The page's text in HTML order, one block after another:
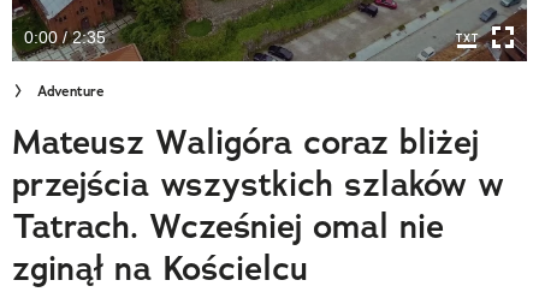
Cuda Polski
Wielki Konkurs Fotograficzny
Trendbook Podróżniczy
Polecane
0:00 / 2:35
Adventure
Mateusz Waligóra coraz bliżej
przejścia wszystkich szlaków w
Tatrach. Wcześniej omal nie
zginął na Kościelcu